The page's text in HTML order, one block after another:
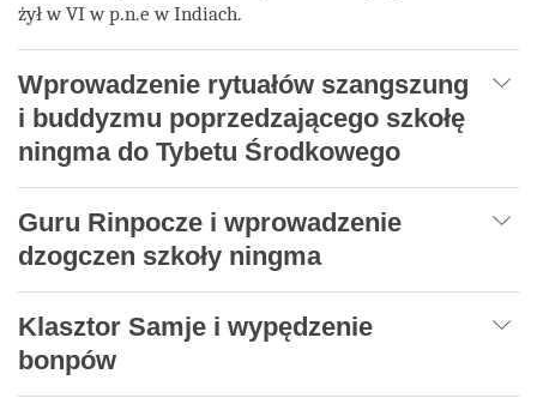
żył w VI w p.n.e w Indiach.
Wprowadzenie rytuałów szangszung
i buddyzmu poprzedzającego szkołę
ningma do Tybetu Środkowego
Guru Rinpocze i wprowadzenie
dzogczen szkoły ningma
Klasztor Samje i wypędzenie
bonpów